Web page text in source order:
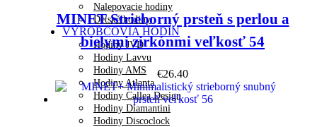
Nalepovacie hodiny
Detské hodiny
VÝROBCOVIA HODÍN
Hodiny JVD
Hodiny Lavvu
Hodiny AMS
Hodiny Atlanta
Hodiny Callea Design
Hodiny Diamantini
Hodiny Discoclock
MINET Strieborný prsteň s perlou a
bielymi zirkónmi veľkosť 54
€26.40